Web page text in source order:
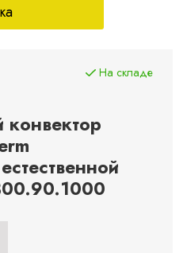
конвектор
На складе